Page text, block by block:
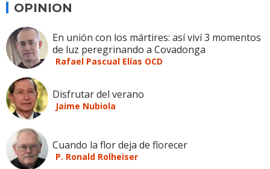
OPINION
En unión con los mártires: así viví 3 momentos
de luz peregrinando a Covadonga
Rafael Pascual Elías OCD
Disfrutar del verano
Jaime Nubiola
Cuando la flor deja de florecer
P. Ronald Rolheiser